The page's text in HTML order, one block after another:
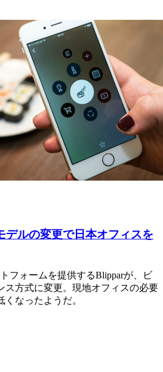
ルの変更で日本オフィスを
フォームを提供するBlipparが、ビ
ス方式に変更。現地オフィスの必要
なったようだ。